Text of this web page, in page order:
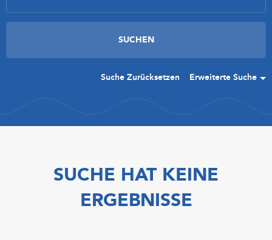
Suche Zurücksetzen Erweiterte Suche
SUCHE HAT KEINE
ERGEBNISSE